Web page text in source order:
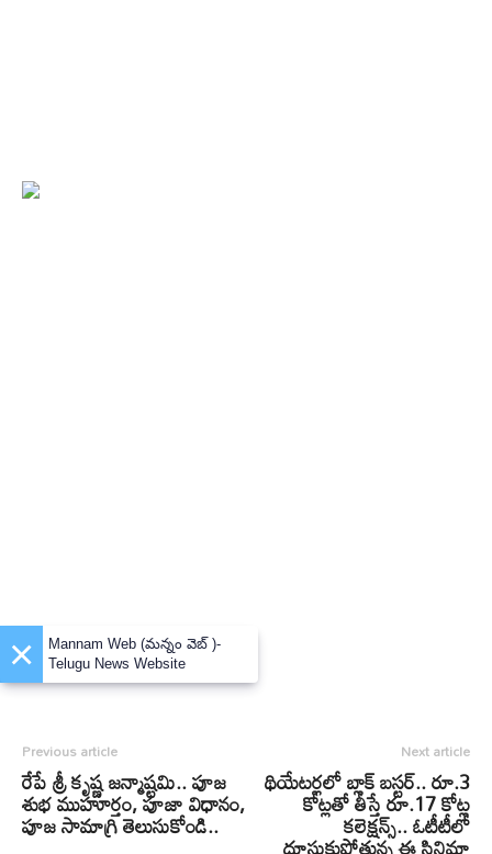
Previous article
రేపే శ్రీ కృష్ణ జన్మాష్టమి.. పూజ
శుభ ముహూర్తం, పూజా విధానం,
పూజ సామాగ్రి తెలుసుకోండి..
Next article
థియేటర్లలో బ్లాక్ బస్టర్.. రూ.3
కోట్లతో తీస్తే రూ.17 కోట్ల
కలెక్షన్స్.. ఓటీటీలో
×
Mannam Web (మన్నం వెబ్ )-
Telugu News Website